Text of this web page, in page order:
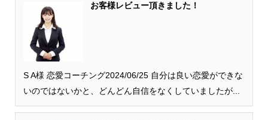
お客様レビュー頂きました！
S A様 恋愛コーチング2024/06/25 自分は良い恋愛ができな
いのではないかと、どんどん自信をなくしていましたが...